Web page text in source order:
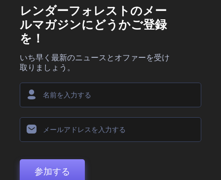
レンダーフォレストのメー
ルマガジンにどうかご登録
を！
いち早く最新のニュースとオファーを受け
取りましょう。
参加する